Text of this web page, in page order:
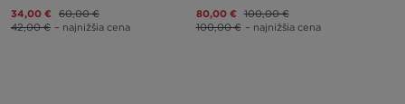
34,00 € 60,00 €
42,00 € – najnižšia cena
80,00 € 100,00 €
100,00 € – najnižšia cena